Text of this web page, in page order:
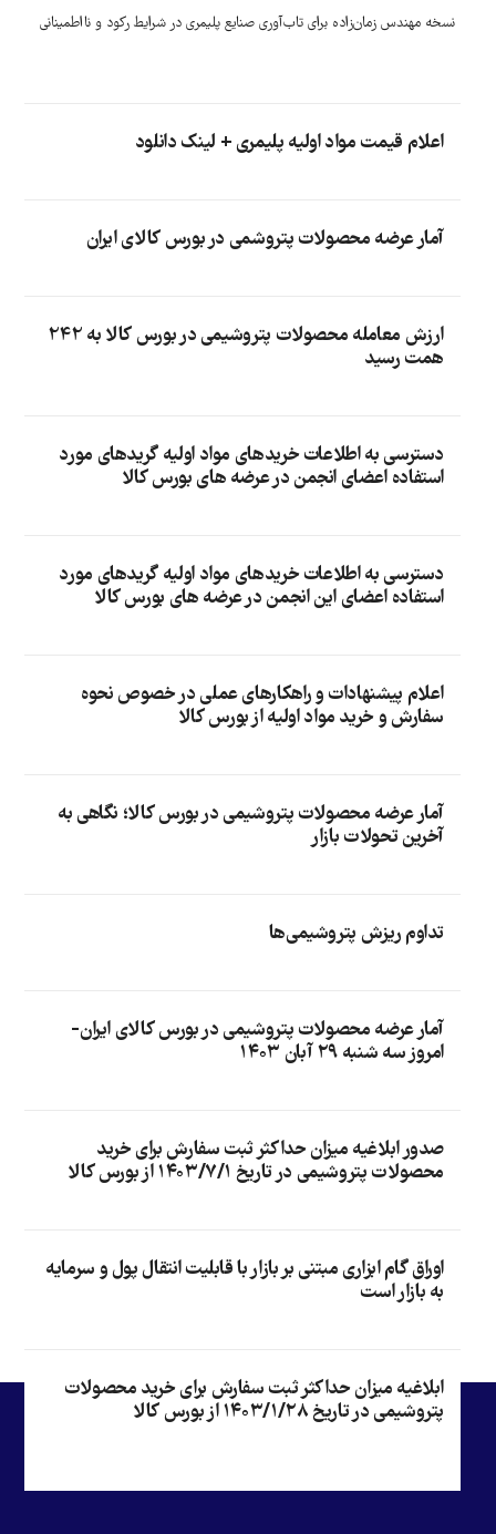
نسخه مهندس زمان‌زاده برای تاب‌آوری صنایع پلیمری در شرایط رکود و نااطمینانی
اعلام قیمت مواد اولیه پلیمری + لینک دانلود
آمار عرضه محصولات پتروشمی در بورس کالای ایران
ارزش معامله محصولات پتروشیمی در بورس کالا به 242
همت رسید
دسترسی به اطلاعات خریدهای مواد اولیه گریدهای مورد
استفاده اعضای انجمن در عرضه های بورس کالا
دسترسی به اطلاعات خریدهای مواد اولیه گریدهای مورد
استفاده اعضای این انجمن در عرضه های بورس کالا
اعلام پیشنهادات و راهکارهای عملی در خصوص نحوه
سفارش و خرید مواد اولیه از بورس کالا
آمار عرضه محصولات پتروشیمی در بورس کالا؛ نگاهی به
آخرین تحولات بازار
تداوم ریزش پتروشیمی‌ها
آمار عرضه محصولات پتروشیمی در بورس کالای ایران-
امروز سه شنبه ۲۹ آبان ۱۴۰۳
صدور ابلاغیه میزان حداکثر ثبت سفارش برای خرید
محصولات پتروشیمی در تاریخ ۱۴۰۳/۷/۱ از بورس کالا
اوراق گام ابزاری مبتنی بر بازار با قابلیت انتقال پول و سرمایه
به بازار است
ابلاغیه میزان حداکثر ثبت سفارش برای خرید محصولات
پتروشیمی در تاریخ ۱۴۰۳/۱/۲۸ از بورس کالا